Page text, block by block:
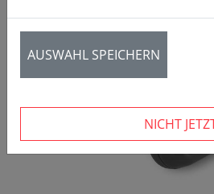
‹
AUSWAHL SPEICHERN
NICHT